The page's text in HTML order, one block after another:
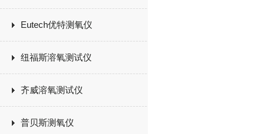
Eutech优特测氧仪
纽福斯溶氧测试仪
齐威溶氧测试仪
普贝斯测氧仪